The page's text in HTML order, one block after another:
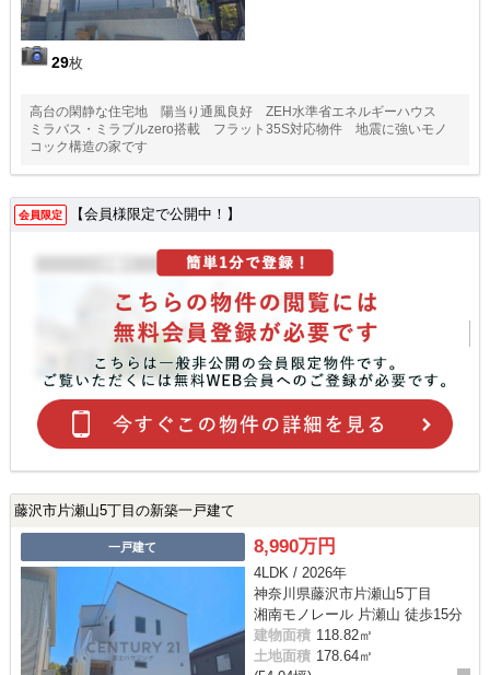
29枚
高台の閑静な住宅地 陽当り通風良好 ZEH水準省エネルギーハウス
ミラバス・ミラブルzero搭載 フラット35S対応物件 地震に強いモノ
コック構造の家です
会員限定 【会員様限定で公開中！】
藤沢市片瀬山5丁目の新築一戸建て
一戸建て 8,990万円
4LDK / 2026年
神奈川県藤沢市片瀬山5丁目
湘南モノレール 片瀬山 徒歩15分
建物面積 118.82㎡
土地面積 178.64㎡